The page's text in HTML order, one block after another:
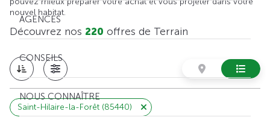
AGENCES
CONSEILS
NOUS CONNAÎTRE
nouvel habitat.
Découvrez nos 220 offres de Terrain
Saint-Hilaire-la-Forêt (85440)